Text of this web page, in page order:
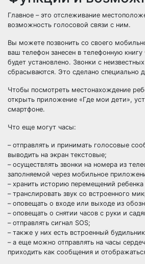
Главное – это отслеживание
возможность голосовой связи с ним.
Вы можете позвонить со своего
ваш телефон занесен в телефонную книгу
будет установлено. Звонки с
сбрасываются. Это сделано специально
Чтобы посмотреть местонахождение
открыть приложение «Где мои дети»,
смартфоне.
Что еще могут часы:
– отправлять и принимать голосовые
выводить на экран текстовые;
– осуществлять звонки на номера из
заполняемой через мобильное
– хранить историю перемещений
– транслировать звук со встроенного
– оповещать о входе или выходе из
– оповещать о снятии часов с руки и
– отправлять сигнал SOS;
– также у них есть встроенный
– а еще можно отправлять на часы
приходить как сообщения и